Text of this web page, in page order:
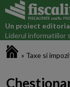
Un proiect
Liderul informatiilor
» Taxe si